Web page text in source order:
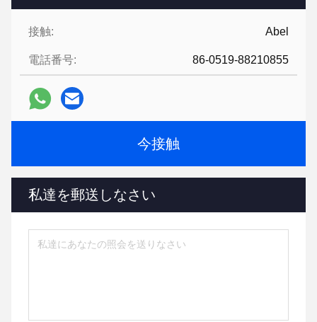
接触: Abel
電話番号: 86-0519-88210855
今接触
私達を郵送しなさい